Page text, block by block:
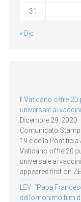
31
« Dic
Il Vaticano offre 20
universale ai
Dicembre 29, 2020
Comunicato
19 e della
Vaticano offre 20
universale ai
appeared first on
LEV: “Papa
dell’omonimo film